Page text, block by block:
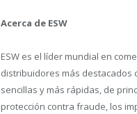
Acerca de ESW
ESW es el líder mundial en
distribuidores más destacados
sencillas y más rápidas, de
protección contra fraude, los